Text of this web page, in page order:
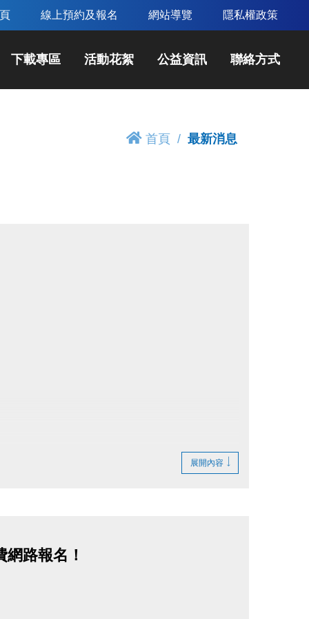
線上預約及報名 網站導覽 隱私權政策
下載專區 活動花絮 公益資訊 聯絡方式
首頁 最新消息
展開內容
路報名！